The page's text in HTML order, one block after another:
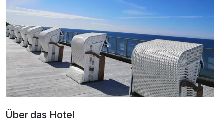
Über das Hotel